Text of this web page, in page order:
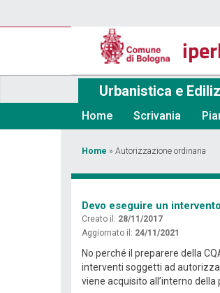
Urbanistica e
Home Scrivania
Tu
sei
qui
Home » Autorizzazione ordinaria
Devo eseguire un
Creato il: 28/11/2017
Aggiornato il: 24/11/2021
No perché il preparere della
interventi soggetti ad
viene acquisito all’interno